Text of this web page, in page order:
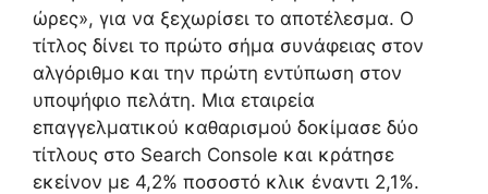
ώρες», για να ξεχωρίσει το αποτέλεσμα. Ο
τίτλος δίνει το πρώτο σήμα συνάφειας στον
αλγόριθμο και την πρώτη εντύπωση στον
υποψήφιο πελάτη. Μια εταιρεία
επαγγελματικού καθαρισμού δοκίμασε δύο
τίτλους στο Search Console και κράτησε
εκείνον με 4,2% ποσοστό κλικ έναντι 2,1%.